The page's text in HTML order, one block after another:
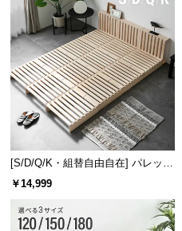
[S/D/Q/K・組替自由自在] パレット
ベッド 8/12/16枚セット
￥14,999